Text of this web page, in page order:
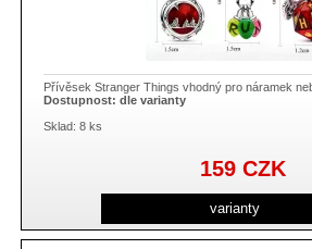
Přívěsek Stranger Things vhodný pro náramek
Dostupnost:dle varianty
Sklad: 8 ks
varianty
Demogorgon,
159CZK